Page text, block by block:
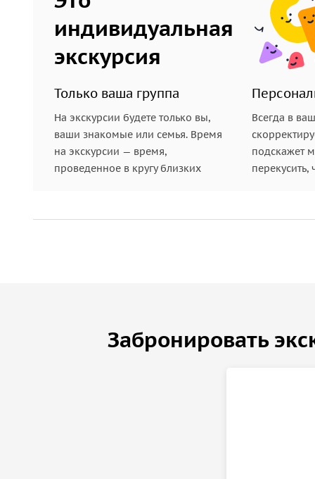
Зайдите в приложение, используя свой номер
доступен аудиогид. Нажмите на кнопку
Аудиогиды работают с использованием
Если вы купили экскурсию для нескольких
которые идут вместе с вами, они тоже смогут
Возьмите с собой на экскурсию наушники и
индивидуальная
экскурсия
Только ваша группа
На экскурсии будете только вы,
ваши знакомые или семья. Время
на экскурсии — время,
проведенное в кругу близких
Всегда в
подскажет
перекусить,
Забронировать